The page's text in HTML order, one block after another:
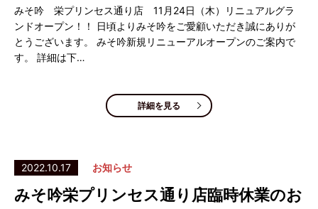
みそ吟 栄プリンセス通り店 11月24日（木）リニュアルグラ
ンドオープン！！ 日頃よりみそ吟をご愛顧いただき誠にありが
とうございます。 みそ吟新規リニューアルオープンのご案内で
す。 詳細は下…
詳細を見る
2022.10.17 お知らせ
みそ吟栄プリンセス通り店臨時休業のお